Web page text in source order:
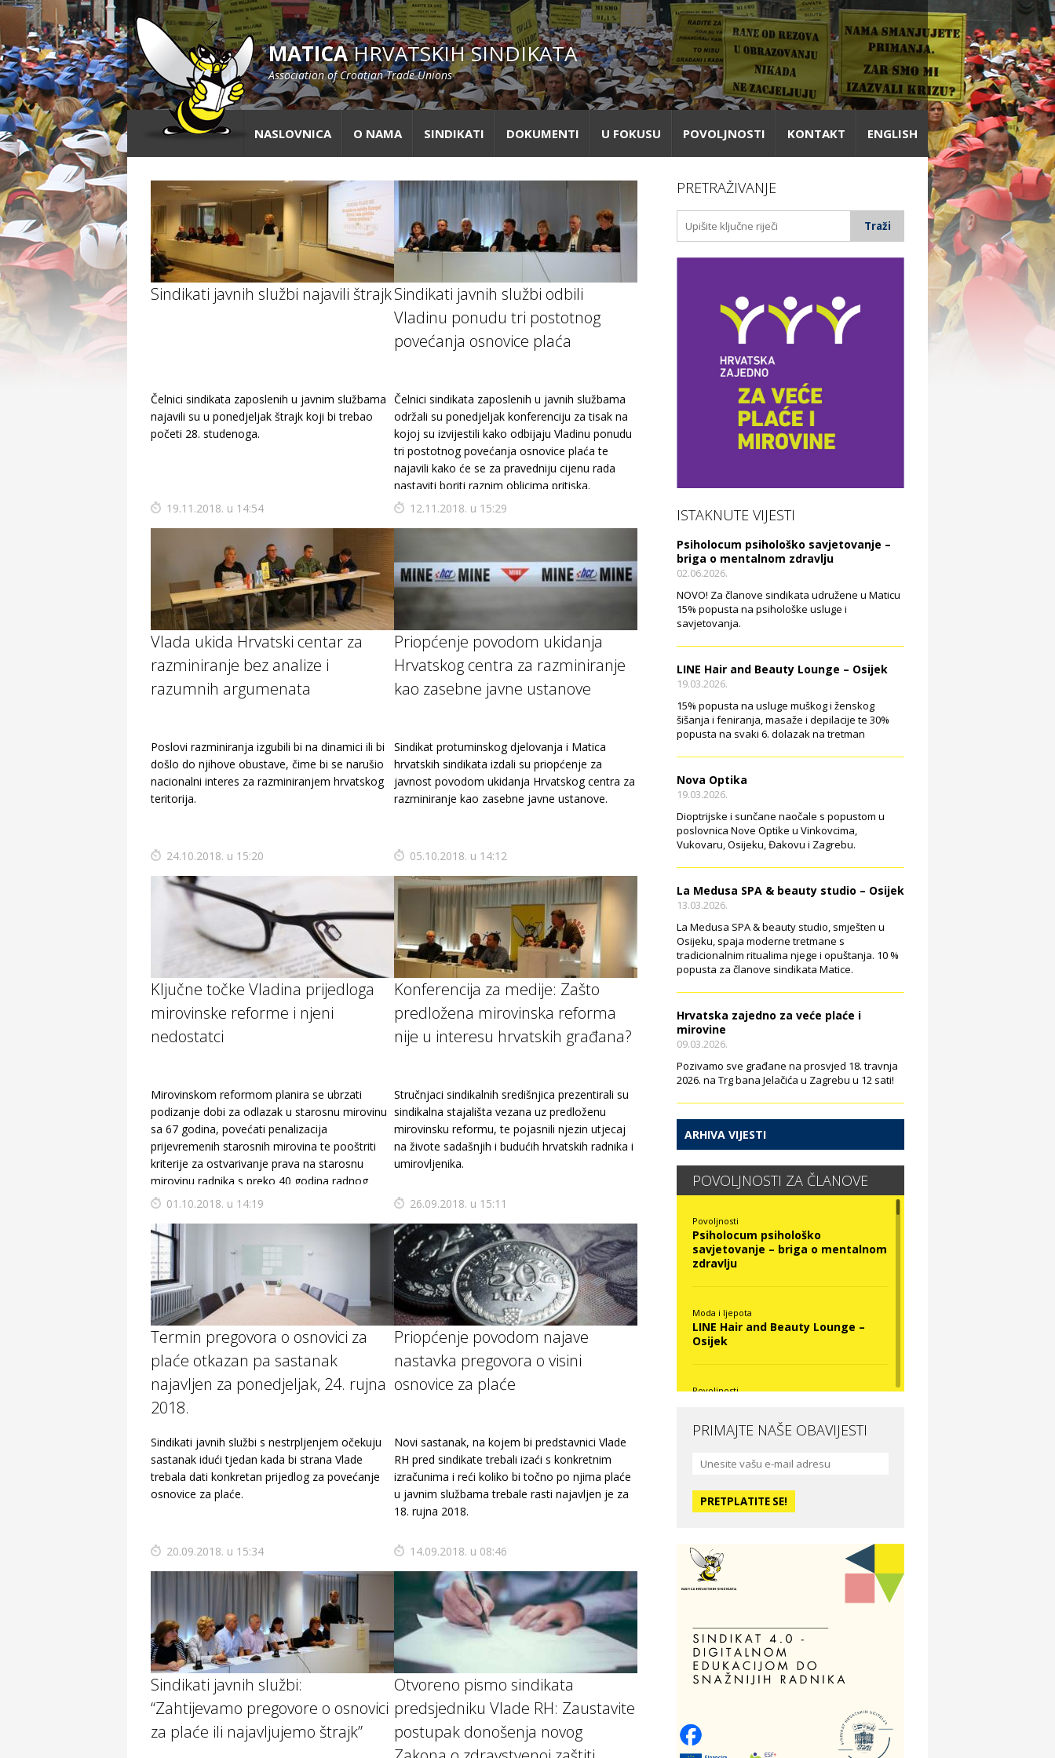
MATICAHRVATSKIH SINDIKATA
Association of Croatian Trade Unions
NASLOVNICA O NAMA SINDIKATI DOKUMENTI U FOKUSU POVOLJNOSTI KONTAKT ENGLISH
Sindikati javnih službi najavili štrajk
Čelnici sindikata zaposlenih u javnim službama
najavili su u ponedjeljak štrajk koji bi trebao
početi 28. studenoga.
19.11.2018. u 14:54
Sindikati javnih službi odbili
Vladinu ponudu tri postotnog
povećanja osnovice plaća
Čelnici sindikata zaposlenih u javnih službama
održali su ponedjeljak konferenciju za tisak na
kojoj su izvijestili kako odbijaju Vladinu ponudu
tri postotnog povećanja osnovice plaća te
najavili kako će se za pravedniju cijenu rada
nastaviti boriti raznim oblicima pritiska.
12.11.2018. u 15:29
Vlada ukida Hrvatski centar za
razminiranje bez analize i
razumnih argumenata
Poslovi razminiranja izgubili bi na dinamici ili bi
došlo do njihove obustave, čime bi se narušio
nacionalni interes za razminiranjem hrvatskog
teritorija.
24.10.2018. u 15:20
Priopćenje povodom ukidanja
Hrvatskog centra za razminiranje
kao zasebne javne ustanove
Sindikat protuminskog djelovanja i Matica
hrvatskih sindikata izdali su priopćenje za
javnost povodom ukidanja Hrvatskog centra za
razminiranje kao zasebne javne ustanove.
05.10.2018. u 14:12
Ključne točke Vladina prijedloga
mirovinske reforme i njeni
nedostatci
Mirovinskom reformom planira se ubrzati
podizanje dobi za odlazak u starosnu mirovinu
sa 67 godina, povećati penalizacija
prijevremenih starosnih mirovina te pooštriti
kriterije za ostvarivanje prava na starosnu
mirovinu radnika s preko 40 godina radnog
staža.01.10.2018. u 14:19
Konferencija za medije: Zašto
predložena mirovinska reforma
nije u interesu hrvatskih građana?
Stručnjaci sindikalnih središnjica prezentirali su
sindikalna stajališta vezana uz predloženu
mirovinsku reformu, te pojasnili njezin utjecaj
na živote sadašnjih i budućih hrvatskih radnika i
umirovljenika.
26.09.2018. u 15:11
Termin pregovora o osnovici za
plaće otkazan pa sastanak
najavljen za ponedjeljak, 24. rujna
2018.
Sindikati javnih službi s nestrpljenjem očekuju
sastanak idući tjedan kada bi strana Vlade
trebala dati konkretan prijedlog za povećanje
osnovice za plaće.
20.09.2018. u 15:34
Priopćenje povodom najave
nastavka pregovora o visini
osnovice za plaće
Novi sastanak, na kojem bi predstavnici Vlade
RH pred sindikate trebali izaći s konkretnim
izračunima i reći koliko bi točno po njima plaće
u javnim službama trebale rasti najavljen je za
18. rujna 2018.
14.09.2018. u 08:46
Sindikati javnih službi:
“Zahtijevamo pregovore o osnovici
za plaće ili najavljujemo štrajk”
Otvoreno pismo sindikata
predsjedniku Vlade RH: Zaustavite
postupak donošenja novog
PRETRAŽIVANJE
ISTAKNUTE VIJESTI
Psiholocum psihološko savjetovanje –
briga o mentalnom zdravlju
02.06.2026.
NOVO! Za članove sindikata udružene u Maticu
15% popusta na psihološke usluge i
savjetovanja.
LINE Hair and Beauty Lounge – Osijek
19.03.2026.
15% popusta na usluge muškog i ženskog
šišanja i feniranja, masaže i depilacije te 30%
popusta na svaki 6. dolazak na tretman
Nova Optika
19.03.2026.
Dioptrijske i sunčane naočale s popustom u
poslovnica Nove Optike u Vinkovcima,
Vukovaru, Osijeku, Đakovu i Zagrebu.
La Medusa SPA & beauty studio – Osijek
13.03.2026.
La Medusa SPA & beauty studio, smješten u
Osijeku, spaja moderne tretmane s
tradicionalnim ritualima njege i opuštanja. 10 %
popusta za članove sindikata Matice.
Hrvatska zajedno za veće plaće i
mirovine
09.03.2026.
Pozivamo sve građane na prosvjed 18. travnja
2026. na Trg bana Jelačića u Zagrebu u 12 sati!
ARHIVA VIJESTI
POVOLJNOSTI ZA ČLANOVE
Povoljnosti
Psiholocum psihološko
savjetovanje – briga o mentalnom
zdravlju
Moda i ljepota
LINE Hair and Beauty Lounge –
Osijek
Povoljnosti
La Medusa SPA & beauty studio –
Hotel Vila Ružica Crikvenica
Odmor
Villa Baranja – popust na smještaj
Povoljnosti
Optika Adrialeće – online i fizičke
optike
PRIMAJTE NAŠE OBAVIJESTI